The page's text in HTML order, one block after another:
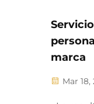
marca
Mar 18,